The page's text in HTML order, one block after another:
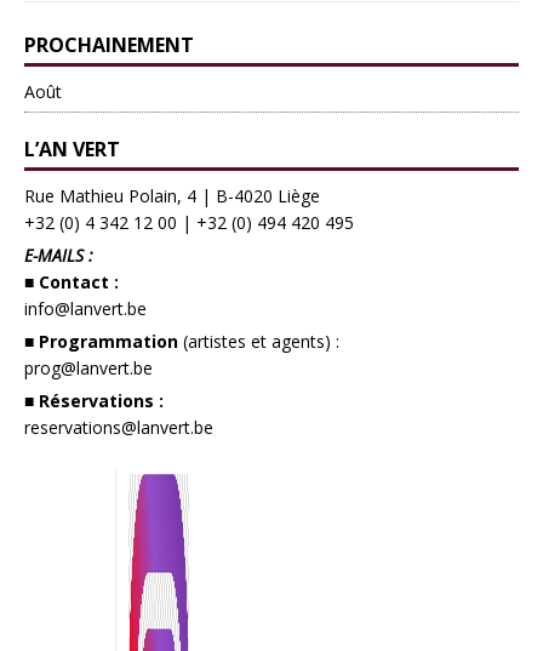
PROCHAINEMENT
Août
L’AN VERT
Rue Mathieu Polain, 4 | B-4020 Liège
+32 (0) 4 342 12 00 | +32 (0) 494 420 495
E-MAILS :
■ Contact :
info@lanvert.be
■ Programmation (artistes et agents) :
prog@lanvert.be
■ Réservations :
reservations@lanvert.be